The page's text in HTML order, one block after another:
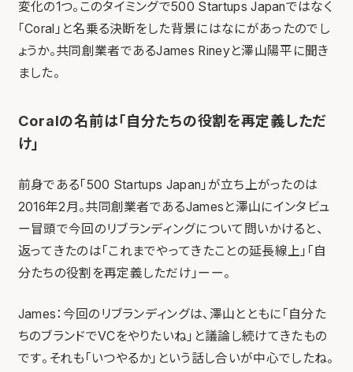
変化の1つ。このタイミングで500 Startups Japanではなく
「Coral」と名乗る決断をした背景にはなにがあったのでし
ょうか。共同創業者であるJames Rineyと澤山陽平に聞き
ました。
Coralの名前は「自分たちの役割を再定義しただ
け」
前身である「500 Startups Japan」が立ち上がったのは
2016年2月。共同創業者であるJamesと澤山にインタビュ
ー冒頭で今回のリブランディングについて問いかけると、
返ってきたのは「これまでやってきたことの延長線上」「自
分たちの役割を再定義しただけ」ーー。
James：今回のリブランディングは、澤山とともに「自分た
ちのブランドでVCをやりたいね」と議論し続けてきたもの
です。それも「いつやるか」という話し合いが中心でしたね。